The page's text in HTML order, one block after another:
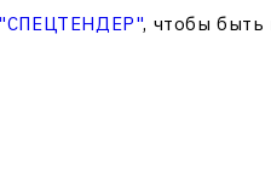
, чтобы быть